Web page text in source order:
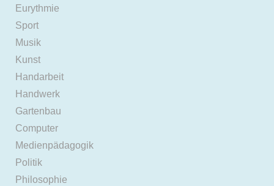
Eurythmie
Sport
Musik
Kunst
Handarbeit
Handwerk
Gartenbau
Computer
Medienpädagogik
Politik
Philosophie